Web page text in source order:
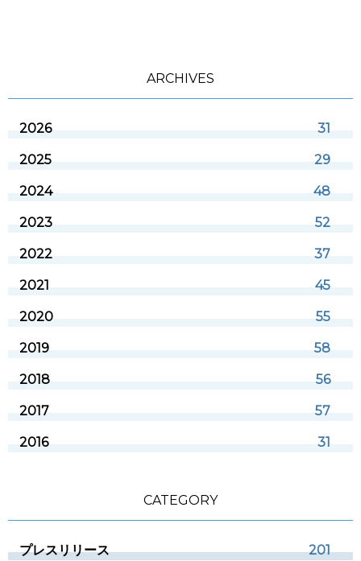
ARCHIVES
2026 31
2025 29
2024 48
2023 52
2022 37
2021 45
2020 55
2019 58
2018 56
2017 57
2016 31
CATEGORY
プレスリリース 201